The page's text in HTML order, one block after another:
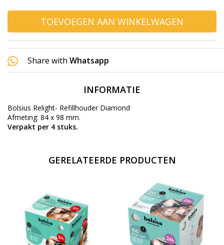
TOEVOEGEN AAN WINKELWAGEN
Share with Whatsapp
INFORMATIE
Bolsius Relight- Refillhouder Diamond
Afmeting: 84 x 98 mm.
Verpakt per 4 stuks.
GERELATEERDE PRODUCTEN